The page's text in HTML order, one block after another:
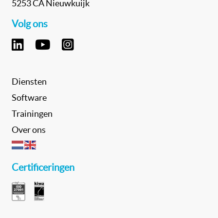
5253 CA Nieuwkuijk
Volg ons
Diensten
Software
Trainingen
Over ons
Certificeringen